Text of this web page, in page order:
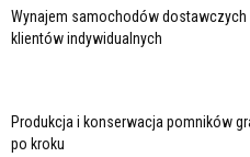
Wynajem samochodów dostawczych
klientów indywidualnych
Produkcja i konserwacja pomników
po kroku